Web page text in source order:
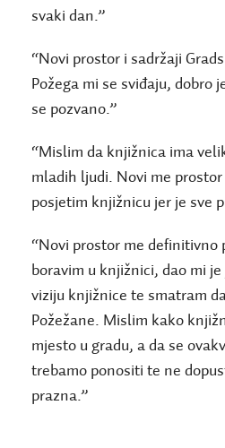
svaki dan.”
“Novi prostor i sadržaji
Požega mi se sviđaju, dobro
se pozvano.”
“Mislim da knjižnica ima
mladih ljudi. Novi me prostor
posjetim knjižnicu jer je sve
“Novi prostor me definitivno
boravim u knjižnici, dao mi
viziju knjižnice te smatram
Požežane. Mislim kako
mjesto u gradu, a da se
trebamo ponositi te ne
prazna.”